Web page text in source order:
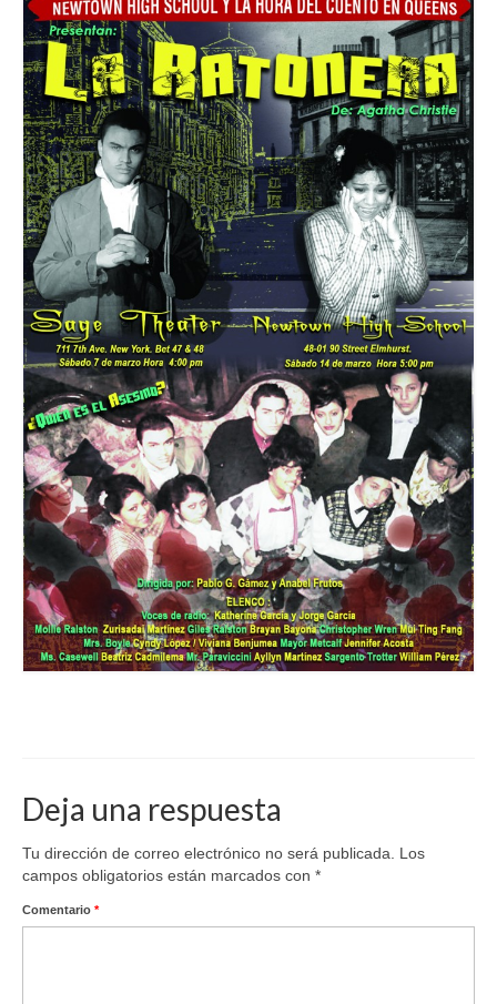
Deja una respuesta
Tu dirección de correo electrónico no será publicada.
Los
campos obligatorios están marcados con *
Comentario *